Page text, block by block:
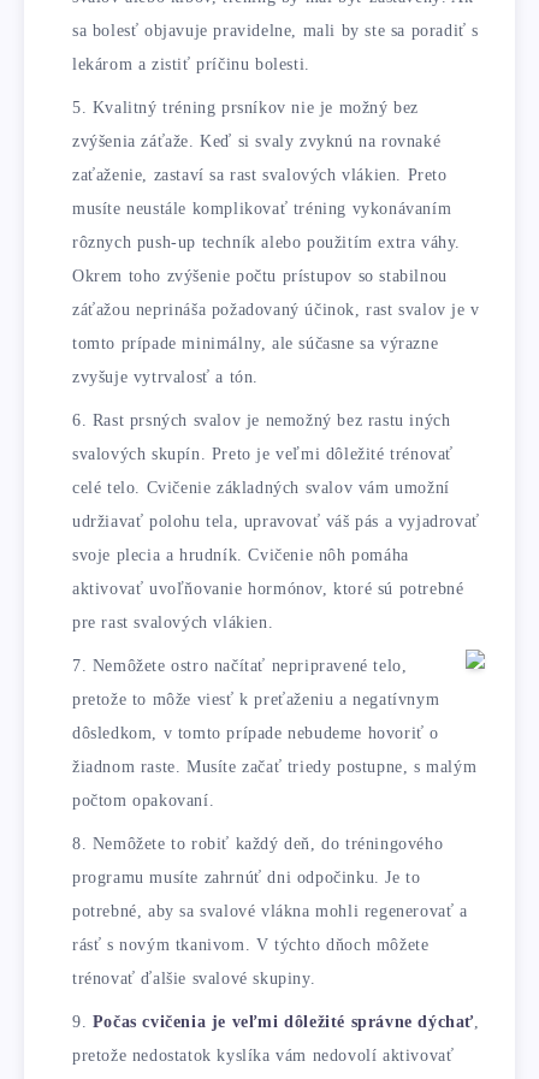
sa bolesť objavuje pravidelne, mali by ste sa poradiť s
lekárom a zistiť príčinu bolesti.
Kvalitný tréning prsníkov nie je možný bez
zvýšenia záťaže. Keď si svaly zvyknú na rovnaké
zaťaženie, zastaví sa rast svalových vlákien. Preto
musíte neustále komplikovať tréning vykonávaním
rôznych push-up techník alebo použitím extra váhy.
Okrem toho zvýšenie počtu prístupov so stabilnou
záťažou neprináša požadovaný účinok, rast svalov je v
tomto prípade minimálny, ale súčasne sa výrazne
zvyšuje vytrvalosť a tón.
Rast prsných svalov je nemožný bez rastu iných
svalových skupín. Preto je veľmi dôležité trénovať
celé telo. Cvičenie základných svalov vám umožní
udržiavať polohu tela, upravovať váš pás a vyjadrovať
svoje plecia a hrudník. Cvičenie nôh pomáha
aktivovať uvoľňovanie hormónov, ktoré sú potrebné
pre rast svalových vlákien.
Nemôžete ostro načítať nepripravené telo,
pretože to môže viesť k preťaženiu a negatívnym
dôsledkom, v tomto prípade nebudeme hovoriť o
žiadnom raste. Musíte začať triedy postupne, s malým
počtom opakovaní.
Nemôžete to robiť každý deň, do tréningového
programu musíte zahrnúť dni odpočinku. Je to
potrebné, aby sa svalové vlákna mohli regenerovať a
rásť s novým tkanivom. V týchto dňoch môžete
trénovať ďalšie svalové skupiny.
Počas cvičenia je veľmi dôležité správne dýchať,
pretože nedostatok kyslíka vám nedovolí aktivovať